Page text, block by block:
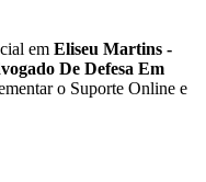
em Eliseu Martins -
De Defesa Em
o Suporte Online e